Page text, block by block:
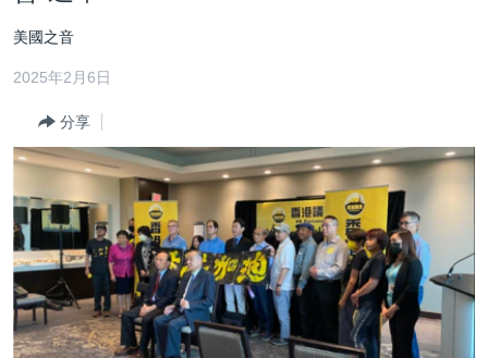
轉
內
轉
到
導
航
跳
轉
到
檢
海外港人
新聞自由
揭謊頻道
美國
中國
國際
美國之音
2025年2月6日
分享